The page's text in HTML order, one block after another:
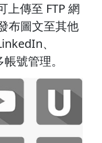
上傳至 FTP 網
布圖文至其他
、
號管理。